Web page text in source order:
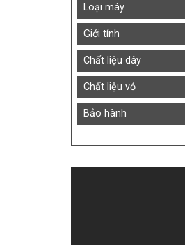
Loại máy
Giới tính
Chất liệu dây
Chất liệu vỏ
Bảo hành